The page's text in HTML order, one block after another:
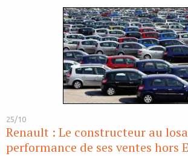
25/10
Renault : Le constructeur au
performance de ses ventes hors